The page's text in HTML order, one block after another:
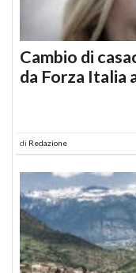
Cambio di
da Forza Italia
di Redazione